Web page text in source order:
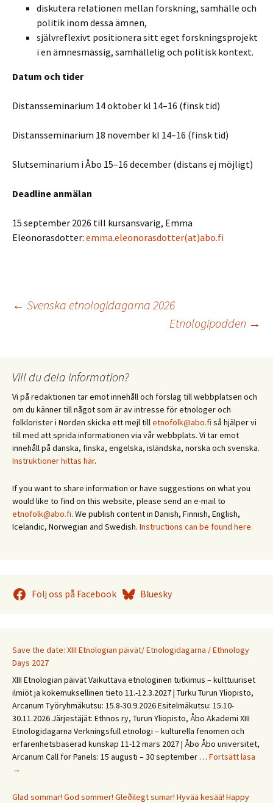
diskutera relationen mellan forskning, samhälle och
politik inom dessa ämnen,
självreflexivt positionera sitt eget forskningsprojekt
i en ämnesmässig, samhällelig och politisk kontext.
Datum och tider
Distansseminarium 14 oktober kl 14–16 (finsk tid)
Distansseminarium 18 november kl 14–16 (finsk tid)
Slutseminarium i Åbo 15–16 december (distans ej möjligt)
Deadline anmälan
15 september 2026 till kursansvarig, Emma
Eleonorasdotter: emma.eleonorasdotter(at)abo.fi
Inläggsnavigering
← Svenska etnologidagarna 2026
Etnologipodden →
Vill du dela information?
Vi på redaktionen tar emot innehåll och förslag till webbplatsen och
om du känner till något som är av intresse för etnologer och
folklorister i Norden skicka ett mejl tilletnofolk@abo.fi så hjälper vi
till med att sprida informationen via vår webbplats. Vi tar emot
innehåll på danska, finska, engelska, isländska, norska och svenska.
Instruktioner hittas här.
If you want to share information or have suggestions on what you
would like to find on this website, please send an e-mail to
etnofolk@abo.fi. We publish content in Danish, Finnish, English,
Icelandic, Norwegian and Swedish. Instructions can be found here.
Följ oss på Facebook Bluesky
Save the date: XIII Etnologian päivät/ Etnologidagarna / Ethnology
Days 2027
XIII Etnologian päivät Vaikuttava etnologinen tutkimus – kulttuuriset
ilmiöt ja kokemuksellinen tieto 11.-12.3.2027 | Turku Turun Yliopisto,
Arcanum Työryhmäkutsu: 15.8-30.9.2026 Esitelmäkutsu: 15.10-
30.11.2026 Järjestäjät: Ethnos ry, Turun Yliopisto, Åbo Akademi XIII
Etnologidagarna Verkningsfull etnologi – kulturella fenomen och
erfarenhetsbaserad kunskap 11-12 mars 2027 | Åbo Åbo universitet,
Arcanum Call for Panels: 15 augusti – 30 september … Fortsätt läsa
→
Glad sommar! God sommer! Gleðilegt sumar! Hyvää kesää! Happy